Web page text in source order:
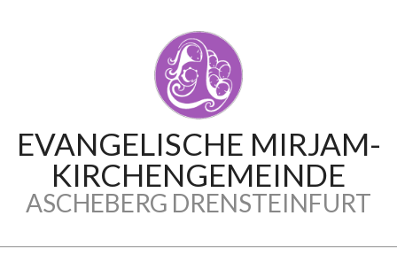
EVANGELISCHE MIRJAM-
KIRCHENGEMEINDE
ASCHEBERG DRENSTEINFURT